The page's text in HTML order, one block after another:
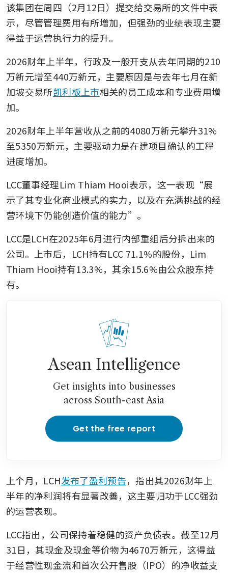
该集团在周四（2月12日）提交给交易所的文件中表
示，尽管管理费用有所增加，但强劲的业绩表现主要
得益于运营执行力的提升。
2026财年上半年，行政及一般开支从去年同期的210
万新元增至440万新元，主要原因是与去年七月在新
加坡交易所凯利板上市相关的员工成本和专业费用增
加。
2026财年上半年营收从之前的4080万新元攀升31%
至5350万新元，主要驱动力是在建项目确认的工程
进度增加。
LCC董事经理Lim Thiam Hooi表示，这一表现“展
示了其专业化商业模式的实力，以及在充满挑战的经
营环境下仍能创造价值的能力”。
LCC是LCH在2025年6月进行内部重组后分拆出来的
公司。上市后，LCH持有LCC 71.1%的股份，Lim
Thiam Hooi持有13.3%，其余15.6%由公众股东持
有。
Asean Intelligence
Get insights into businesses
across South-east Asia
Get the free report
上个月，LCH发布了盈利预告，指出其2026财年上
半年的净利润将有显著改善，这主要归功于LCC强劲
的运营表现。
LCC指出，公司保持着稳健的资产负债表。截至12月
31日，其现金及现金等价物为4670万新元，这得益
于经营性现金流和首次公开售股（IPO）的净收益支